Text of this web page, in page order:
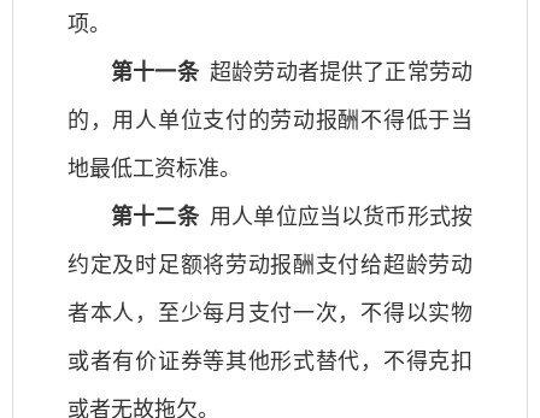
项。
第十一条超龄劳动者提供了正常劳动
的，用人单位支付的劳动报酬不得低于当
地最低工资标准。
第十二条用人单位应当以货币形式按
约定及时足额将劳动报酬支付给超龄劳动
者本人，至少每月支付一次，不得以实物
或者有价证券等其他形式替代，不得克扣
或者无故拖欠。